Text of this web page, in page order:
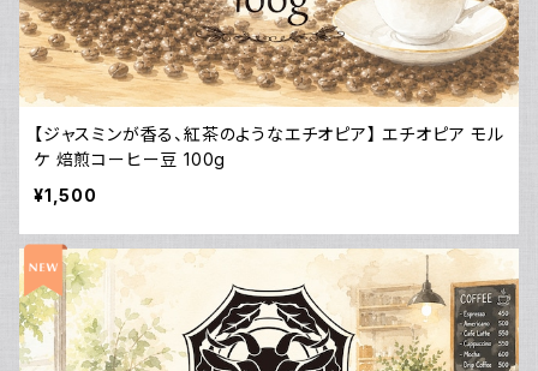
【ジャスミンが香る、紅茶のようなエチオピア】 エチオピア モル
ケ 焙煎コーヒー豆 100g
¥1,500